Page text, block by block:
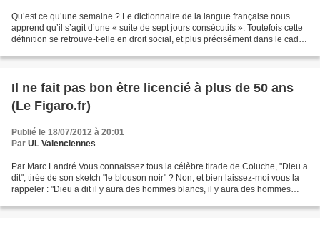
Qu’est ce qu’une semaine ? Le dictionnaire de la langue française nous
apprend qu’il s’agit d’une « suite de sept jours consécutifs ». Toutefois cette
définition se retrouve-t-elle en droit social, et plus précisément dans le cadre
Il ne fait pas bon être licencié à plus de 50 ans
(Le Figaro.fr)
Publié le 18/07/2012 à 20:01
Par UL Valenciennes
Par Marc Landré Vous connaissez tous la célèbre tirade de Coluche, "Dieu a
dit", tirée de son sketch "le blouson noir" ? Non, et bien laissez-moi vous la
rappeler : "Dieu a dit il y aura des hommes blancs, il y aura des hommes